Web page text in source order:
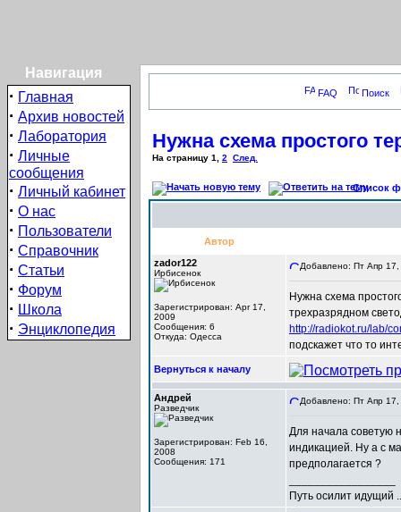
Навигация
· Главная
· Архив новостей
· Лаборатория
· Личные
сообщения
· Личный кабинет
· О нас
· Пользователи
· Справочник
· Статьи
· Форум
· Школа
· Энциклопедия
FAQ Поиск
Нужна схема простого
На страницу 1 2 След.
Список
Автор
zador122
Ирбисенок
Зарегистрирован: Apr 17,
2009
Сообщения: 6
Откуда: Одесса
Добавлено: Пт Апр
Нужна схема
трехразрядном
http://radiokot.ru/lab/
подскажет что то
Вернуться к началу
Андрей
Разведчик
Зарегистрирован: Feb 16,
2008
Сообщения: 171
Добавлено: Пт Апр
Для начала советую
индикацией. Ну а с
предполагается ?
Путь осилит идущий